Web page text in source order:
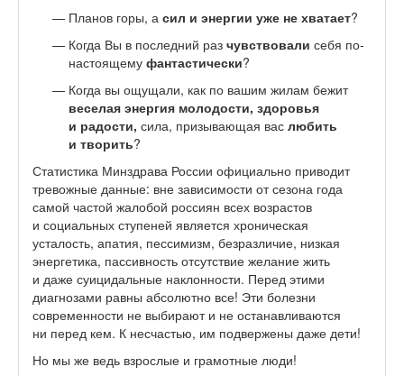
Планов горы, а сил и энергии уже не хватает?
Когда Вы в последний раз чувствовали себя по-
настоящему фантастически?
Когда вы ощущали, как по вашим жилам бежит
веселая энергия молодости, здоровья
и радости, сила, призывающая вас любить
и творить?
Статистика Минздрава России официально приводит
тревожные данные: вне зависимости от сезона года
самой частой жалобой россиян всех возрастов
и социальных ступеней является хроническая
усталость, апатия, пессимизм, безразличие, низкая
энергетика, пассивность отсутствие желание жить
и даже суицидальные наклонности. Перед этими
диагнозами равны абсолютно все! Эти болезни
современности не выбирают и не останавливаются
ни перед кем. К несчастью, им подвержены даже дети!
Но мы же ведь взрослые и грамотные люди!